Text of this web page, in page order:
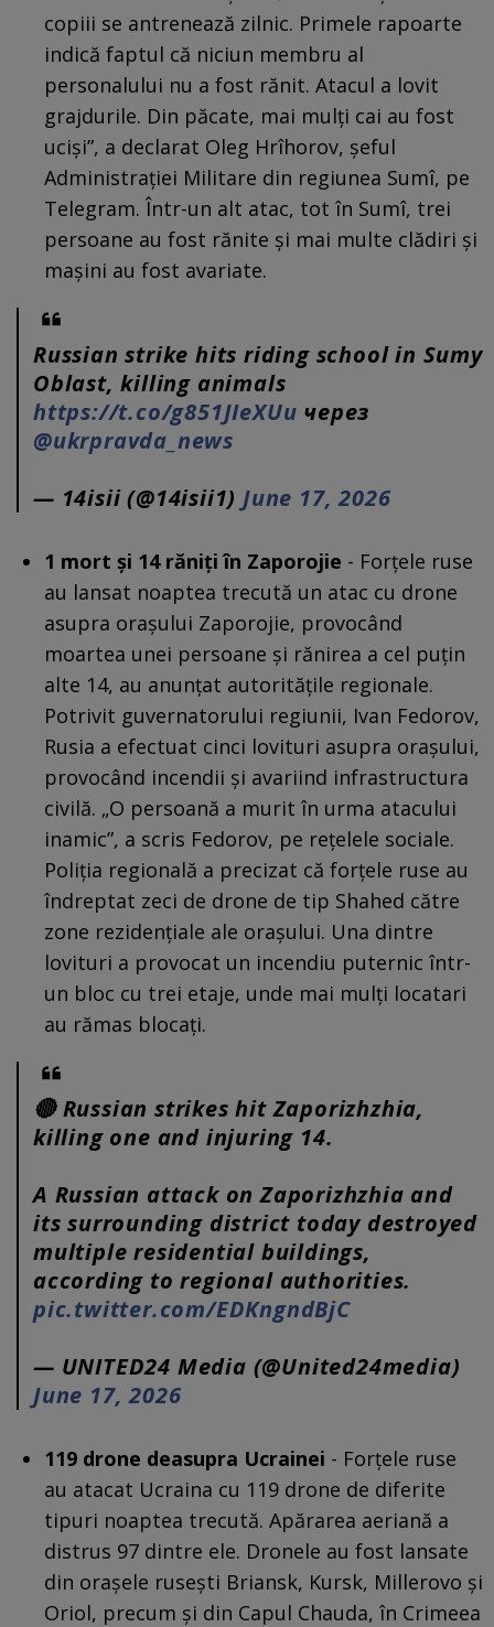
copiii se antrenează zilnic. Primele rapoarte
indică faptul că niciun membru al
personalului nu a fost rănit. Atacul a lovit
grajdurile. Din păcate, mai mulți cai au fost
uciși”, a declarat Oleg Hrîhorov, șeful
Administrației Militare din regiunea Sumî, pe
Telegram. Într-un alt atac, tot în Sumî, trei
persoane au fost rănite și mai multe clădiri și
mașini au fost avariate.
Russian strike hits riding school in Sumy
Oblast, killing animals
https://t.co/g851JIeXUu через
@ukrpravda_news
— 14isii (@14isii1) June 17, 2026
1 mort și 14 răniți în Zaporojie - Forțele ruse
au lansat noaptea trecută un atac cu drone
asupra orașului Zaporojie, provocând
moartea unei persoane și rănirea a cel puțin
alte 14, au anunțat autoritățile regionale.
Potrivit guvernatorului regiunii, Ivan Fedorov,
Rusia a efectuat cinci lovituri asupra orașului,
provocând incendii și avariind infrastructura
civilă. „O persoană a murit în urma atacului
inamic”, a scris Fedorov, pe rețelele sociale.
Poliția regională a precizat că forțele ruse au
îndreptat zeci de drone de tip Shahed către
zone rezidențiale ale orașului. Una dintre
lovituri a provocat un incendiu puternic într-
un bloc cu trei etaje, unde mai mulți locatari
au rămas blocați.
🔴 Russian strikes hit Zaporizhzhia,
killing one and injuring 14.
A Russian attack on Zaporizhzhia and
its surrounding district today destroyed
multiple residential buildings,
according to regional authorities.
pic.twitter.com/EDKngndBjC
— UNITED24 Media (@United24media)
June 17, 2026
119 drone deasupra Ucrainei - Forțele ruse
au atacat Ucraina cu 119 drone de diferite
tipuri noaptea trecută. Apărarea aeriană a
distrus 97 dintre ele. Dronele au fost lansate
din orașele rusești Briansk, Kursk, Millerovo și
Oriol, precum și din Capul Chauda, ​​în Crimeea